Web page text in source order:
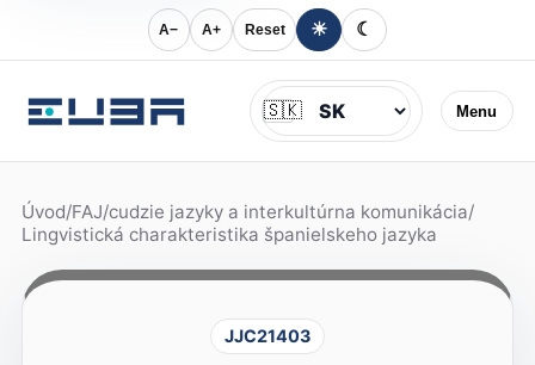
A− A+ Reset ☀ ☾
Menu
Jazyk
🇸🇰
Úvod/FAJ/cudzie jazyky a interkultúrna komunikácia/
Lingvistická charakteristika španielskeho jazyka
JJC21403